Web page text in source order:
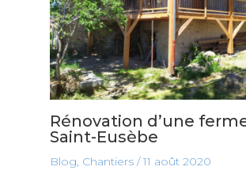
Rénovation d’une
Saint-Eusèbe
Blog, Chantiers/11 août 2020